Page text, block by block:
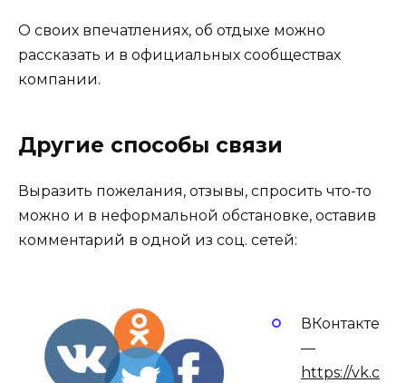
О своих впечатлениях, об отдыхе можно
рассказать и в официальных сообществах
компании.
Другие способы связи
Выразить пожелания, отзывы, спросить что-то
можно и в неформальной обстановке, оставив
комментарий в одной из соц. сетей:
ВКонтакте
—
https://vk.c